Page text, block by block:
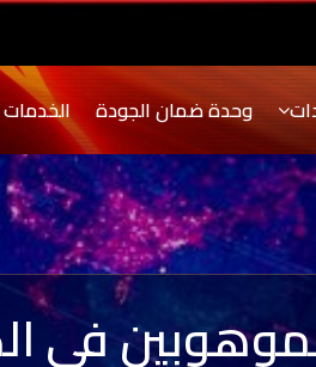
وحدة ضمان الجودة الخدمات
في